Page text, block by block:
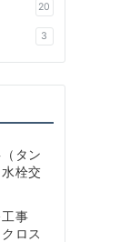
20
3
タン
栓交
事
ロス